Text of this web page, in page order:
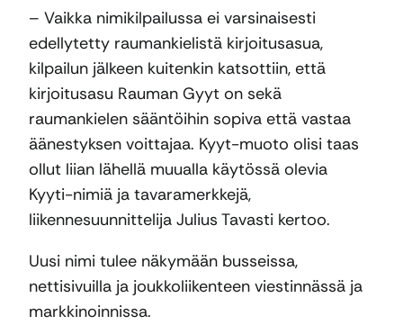
– Vaikka nimikilpailussa ei varsinaisesti
edellytetty raumankielistä kirjoitusasua,
kilpailun jälkeen kuitenkin katsottiin, että
kirjoitusasu Rauman Gyyt on sekä
raumankielen sääntöihin sopiva että vastaa
äänestyksen voittajaa. Kyyt-muoto olisi taas
ollut liian lähellä muualla käytössä olevia
Kyyti-nimiä ja tavaramerkkejä,
liikennesuunnittelija Julius Tavasti kertoo.
Uusi nimi tulee näkymään busseissa,
nettisivuilla ja joukkoliikenteen viestinnässä ja
markkinoinnissa.